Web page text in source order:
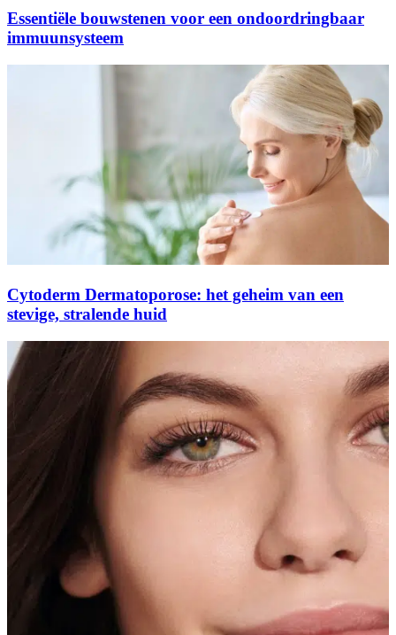
Essentiële bouwstenen voor een ondoordringbaar
immuunsysteem
Cytoderm Dermatoporose: het geheim van een
stevige, stralende huid